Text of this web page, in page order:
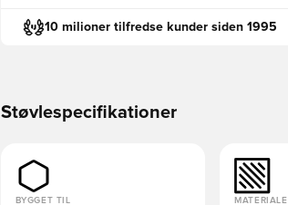
10 milioner tilfredse kunder siden 1995
Støvlespecifikationer
BYGGET TIL MATERIALE